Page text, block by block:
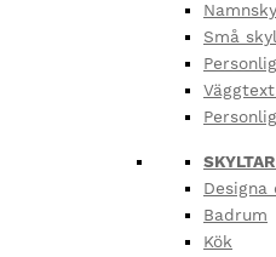
Små
Badrum
Kök